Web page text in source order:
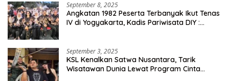
September 8, 2025
Angkatan 1982 Peserta Terbanyak Ikut Tenas
IV di Yogyakarta, Kadis Pariwisata DIY :
September 3, 2025
KSL Kenalkan Satwa Nusantara, Tarik
Wisatawan Dunia Lewat Program Cinta